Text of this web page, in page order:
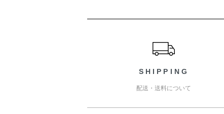
SHIPPING
配送・送料について